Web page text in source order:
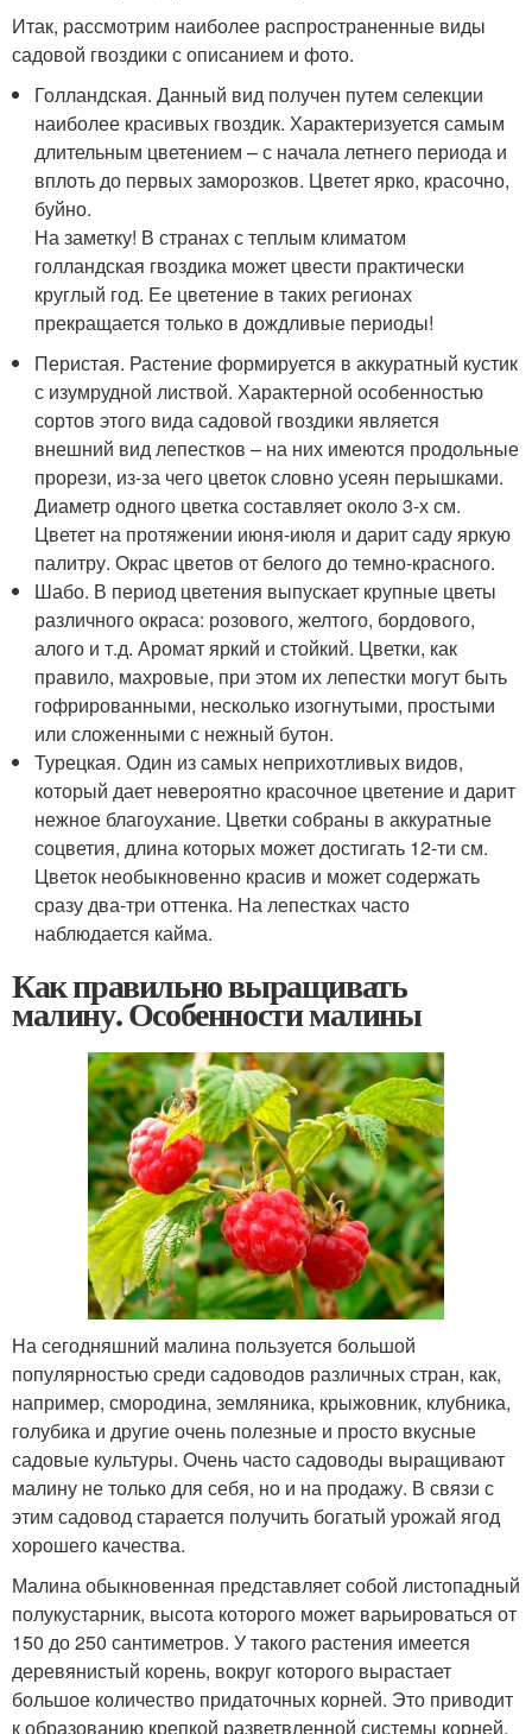
Итак, рассмотрим наиболее распространенные виды
садовой гвоздики с описанием и фото.
Голландская. Данный вид получен путем селекции
наиболее красивых гвоздик. Характеризуется самым
длительным цветением – с начала летнего периода и
вплоть до первых заморозков. Цветет ярко, красочно,
буйно.
На заметку! В странах с теплым климатом
голландская гвоздика может цвести практически
круглый год. Ее цветение в таких регионах
прекращается только в дождливые периоды!
Перистая. Растение формируется в аккуратный кустик
с изумрудной листвой. Характерной особенностью
сортов этого вида садовой гвоздики является
внешний вид лепестков – на них имеются продольные
прорези, из-за чего цветок словно усеян перышками.
Диаметр одного цветка составляет около 3-х см.
Цветет на протяжении июня-июля и дарит саду яркую
палитру. Окрас цветов от белого до темно-красного.
Шабо. В период цветения выпускает крупные цветы
различного окраса: розового, желтого, бордового,
алого и т.д. Аромат яркий и стойкий. Цветки, как
правило, махровые, при этом их лепестки могут быть
гофрированными, несколько изогнутыми, простыми
или сложенными с нежный бутон.
Турецкая. Один из самых неприхотливых видов,
который дает невероятно красочное цветение и дарит
нежное благоухание. Цветки собраны в аккуратные
соцветия, длина которых может достигать 12-ти см.
Цветок необыкновенно красив и может содержать
сразу два-три оттенка. На лепестках часто
наблюдается кайма.
Как правильно выращивать
малину. Особенности малины
На сегодняшний малина пользуется большой
популярностью среди садоводов различных стран, как,
например, смородина, земляника, крыжовник, клубника,
голубика и другие очень полезные и просто вкусные
садовые культуры. Очень часто садоводы выращивают
малину не только для себя, но и на продажу. В связи с
этим садовод старается получить богатый урожай ягод
хорошего качества.
Малина обыкновенная представляет собой листопадный
полукустарник, высота которого может варьироваться от
150 до 250 сантиметров. У такого растения имеется
деревянистый корень, вокруг которого вырастает
большое количество придаточных корней. Это приводит
к образованию крепкой разветвленной системы корней.